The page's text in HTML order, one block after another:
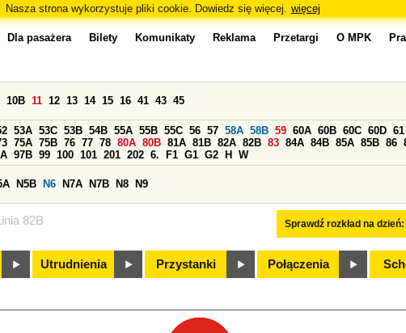
Nasza strona wykorzystuje pliki cookie. Dowiedz się więcej. więcej
Linia 82B
Dla pasażera Bilety Komunikaty Reklama Przetargi O MPK
Sprawdź rozkład na dzień:
10B 11 12 13 14 15 16 41 43 45
53A 53C 53B 54B 55A 55B 55C 56 57 58A 58B 59 60A 60B 60C 60D 61
75A 75B 76 77 78 80A 80B 81A 81B 82A 82B 83 84A 84B 85A 85B 86
97B 99 100 101 201 202 6. F1 G1 G2 H W
N5B N6 N7A N7B N8 N9
Utrudnienia Przystanki Połączenia